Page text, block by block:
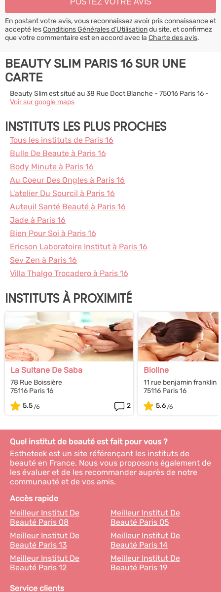
En postant votre avis, vous reconnaissez avoir pris connaissance et
accepté lesConditions Générales d’Utilisationdu site, et confirmez
que votre commentaire est en accord avec la Charte des avis.
BEAUTY SLIM PARIS 16 SUR UNE
CARTE
Beauty Slim est situé au 38 Rue Doct Blanche - 75016 Paris 16 -
Voir sur google maps
INSTITUTS LES PLUS PROCHES
Tous les instituts de Paris 16
Bulle De Beaute à Paris 16
Body Minute à Paris 16
Au Coeur Des Ongles à Paris 16
L'atelier Du Sourcil à Paris 16
Auteuil Santé Beauté à Paris 16
Jade à Paris 16
Bien Pour Soi à Paris 16
Ericson Laboratoire Institut à Paris 16
Sev Zen à Paris 16
Villa Thalgo Trocadero à Paris 16
INSTITUTS À PROXIMITÉ
La Sultane De Saba
78 Rue Boissière
75116 Paris 16
5.5
2
Bioline
11 rue benjamin franklin
75116 Paris 16
5.6
Quel institut de beauté est fait pour vous ?
Estheteek est un site référençant les instituts de
beauté en France. Nous vous proposons également de
les évaluer et de les recommander auprès de notre
communauté et de vos amis.
Accès rapide
Meilleur Institut De
Beauté Paris 08
Meilleur Institut De
Beauté Paris 05
Meilleur Institut De
Beauté Paris 13
Meilleur Institut De
Beauté Paris 14
Meilleur Institut De
Beauté Paris 12
Meilleur Institut De
Beauté Paris 19
Service clients